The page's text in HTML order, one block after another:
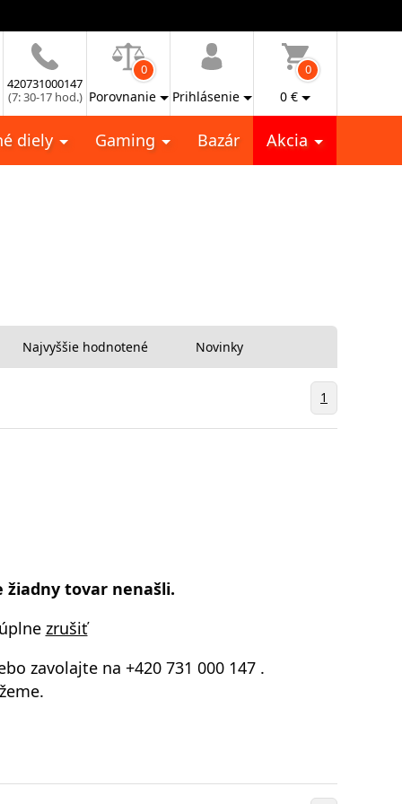
420731000147
(7: 30-17 hod.)
0
Porovnanie Prihlásenie
0
0 €
diely Gaming Bazár Akcia
Najvyššie hodnotené Novinky
1
žiadny tovar nenašli.
zrušiť
zavolajte na +420 731 000 147.